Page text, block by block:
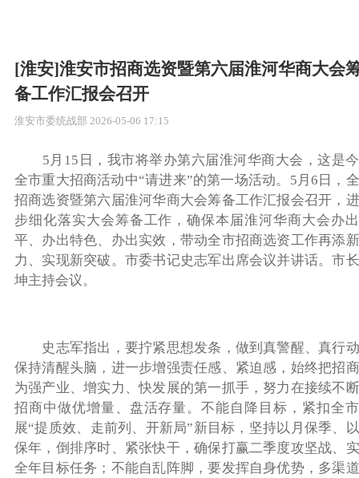
[淮安]淮安市招商选资暨第六届淮河华商大会
备工作汇报会召开
淮安市委统战部 2026-05-06 17:15
5 月15日，我市将举办第六届淮河华商大会，这是
全市重大招商活动中“请进来”的第一场活动。5月6日，
招商选资暨第六届淮河华商大会筹备工作汇报会召开，
步细化落实大会筹备工作，确保本届淮河华商大会办
平、办出特色、办出实效，带动全市招商选资工作再添
力、实现新突破。市委书记史志军出席会议并讲话。市
坤主持会议。
史志军指出 ， 要拧紧思想发条，做到真警醒、真行
保持清醒头脑，进一步增强责任感、紧迫感，始终把招
为强产业、增实力、快发展的第一抓手，努力在接续不
招商中做优增量、盘活存量。不能自降目标，紧扣全
展“提质效、走前列、开新局”新目标，坚持以月保季、
保年，倒排序时、紧张快干，确保打赢二季度攻坚战、
全年目标任务；不能自乱阵脚，要发挥自身优势，多渠